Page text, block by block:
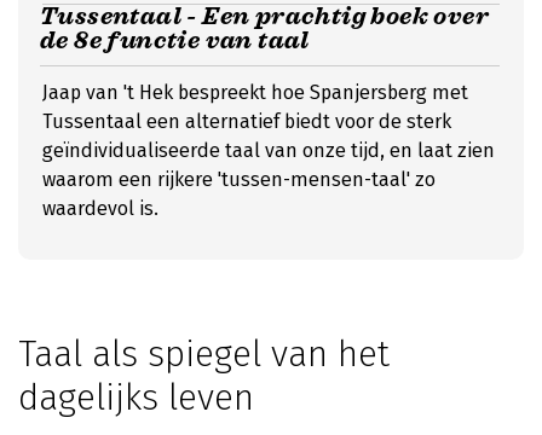
Tussentaal - Een prachtig boek over
de 8e functie van taal
Jaap van 't Hek bespreekt hoe Spanjersberg met
Tussentaal een alternatief biedt voor de sterk
geïndividualiseerde taal van onze tijd, en laat zien
waarom een rijkere 'tussen-mensen-taal' zo
waardevol is.
Taal als spiegel van het
dagelijks leven